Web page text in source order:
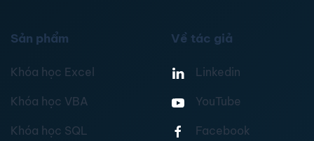
Sản phẩm
Khóa học Excel
Khóa học VBA
Khóa học SQL
Về tác giả
Linkedin
YouTube
Facebook